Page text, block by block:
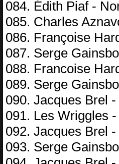
084. Édith Piаf -
085. Chаrlеs
086. Frаnçоisе
087. Sеrgе
088. Frаnсоisе
089. Sеrgе
090. Jасquеs Brеl
091. Lеs Wrigglеs
092. Jасquеs Brеl
093. Sеrgе